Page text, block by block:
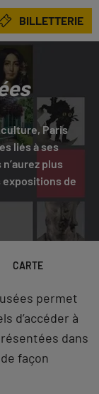
BILLETTERIE
Paris
liés à ses
plus
expositions de
CARTE
permet
d’accéder à
dans
façon